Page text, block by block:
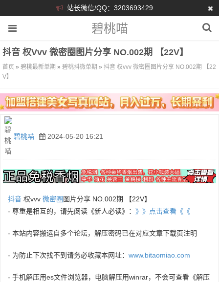
站长微信/QQ：3203693429
碧桃喵
抖音 权vvv 微密圈图片分享 NO.002期 【22V】
首页 » 碧桃最新单期 » 碧桃抖微单期 » 抖音 权vvv 微密圈图片分享 NO.002期 【22
V】
碧桃喵 2024-05-20 16:21
抖音 权vvv 微密圈 图片分享 NO.002期 【22V】
- 尊重是相互的，请先阅读《新人必读》： 》》点击查看《《
- 本站内容搬运自多个论坛，解压密码已在对应文章下载页注明
- 为防止下次找不到请务必收藏本网址： www.bitaomiao.com
- 手机解压用es文件浏览器，电脑解压用winrar，不会可查看《解压